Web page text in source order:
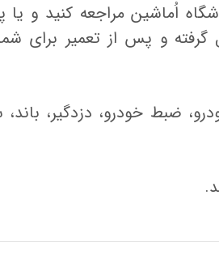
اُماشین مراجعه کنید و
گرفته و پس از تعمیر برای
ضبط خودرو، دزدگیر،